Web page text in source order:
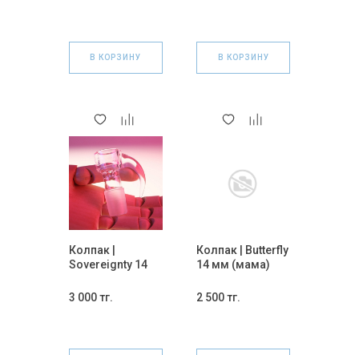
В КОРЗИНУ В КОРЗИНУ
Колпак |
Sovereignty 14
3 000 тг.
Колпак | Butterfly
14 мм (мама)
2 500 тг.